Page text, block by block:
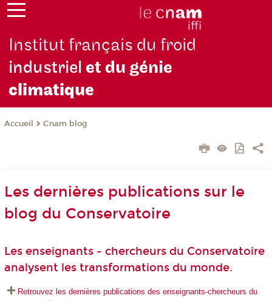
Institut français du froid
industrielet du génie
climatique
Accueil Cnam blog
Les dernières publications sur le
blog du Conservatoire
Les enseignants - chercheurs du Conservatoire
analysent les transformations du monde.
Retrouvez les dernières publications des enseignants-chercheurs du